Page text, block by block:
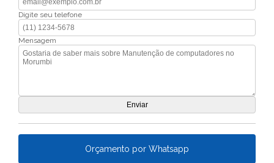
Digite seu telefone
Mensagem
Orçamento por Whatsapp